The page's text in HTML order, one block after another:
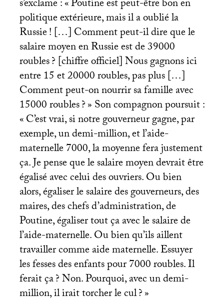
s’exclame : «Poutine est peut-être bon en
politique extérieure, mais il a oublié la
Russie! […] Comment peut-il dire que le
salaire moyen en Russie est de 39000
roubles? [chiffre officiel] Nous gagnons ici
entre 15 et 20000 roubles, pas plus […]
Comment peut-on nourrir sa famille avec
15000 roubles?» Son compagnon poursuit :
«C’est vrai, si notre gouverneur gagne, par
exemple, un demi-million, et l’aide-
maternelle 7000, la moyenne fera justement
ça. Je pense que le salaire moyen devrait être
égalisé avec celui des ouvriers. Ou bien
alors, égaliser le salaire des gouverneurs, des
maires, des chefs d’administration, de
Poutine, égaliser tout ça avec le salaire de
l’aide-maternelle. Ou bien qu’ils aillent
travailler comme aide maternelle. Essuyer
les fesses des enfants pour 7000 roubles. Il
ferait ça? Non. Pourquoi, avec un demi-
million, il irait torcher le cul?»